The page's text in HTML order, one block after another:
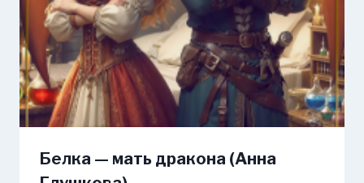
Белка — мать дракона (Анна